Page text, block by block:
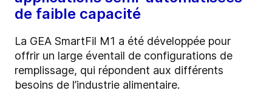
de faible capacité
La GEA SmartFil M1 a été développée pour
offrir un large éventail de configurations de
remplissage, qui répondent aux différents
besoins de l’industrie alimentaire.